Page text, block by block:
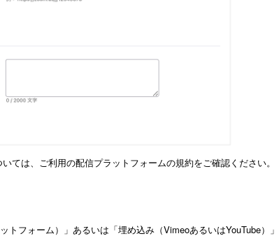
ては、ご利用の配信プラットフォームの規約をご確認ください。
フォーム）」あるいは「埋め込み（VimeoあるいはYouTube）」